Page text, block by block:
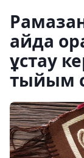
айда
ұстау
тыйым